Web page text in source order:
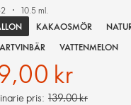
10.5 ml.
KAKAOSMÖR
VATTENMELON
kr
pris: 139,00 kr